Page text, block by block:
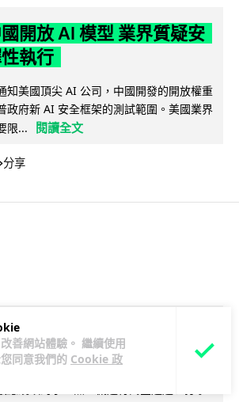
善網站體驗。 繼續使用
同意我們的 Cookie 政
開放 AI 模型 業界質疑安
執行
知美國頂尖 AI 公司，中國開發的開放權重
政府新 AI 安全框架的測試範圍。美國業界
限...
閱讀全文
分享
逃高空法眼 勞工處出動熱
AI 人臉識別精準執法